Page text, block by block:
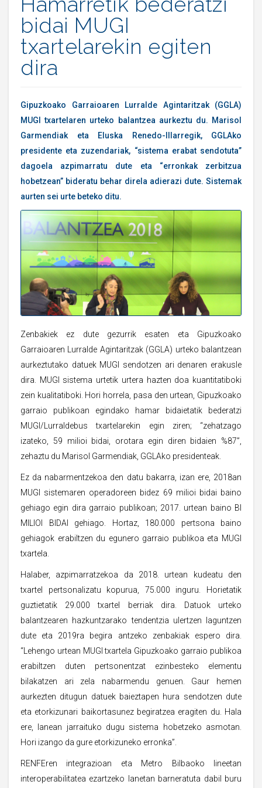
bidai MUGI
txartelarekin egiten
dira
Gipuzkoako Garraioaren Lurralde Agintaritzak (GGLA)
MUGI txartelaren urteko balantzea aurkeztu du. Marisol
Garmendiak eta Eluska Renedo-Illarregik, GGLAko
presidente eta zuzendariak, “sistema erabat sendotuta”
dagoela azpimarratu dute eta “erronkak zerbitzua
hobetzean” bideratu behar direla adierazi dute. Sistemak
aurten sei urte beteko ditu.
Zenbakiek ez dute gezurrik esaten eta Gipuzkoako
Garraioaren Lurralde Agintaritzak (GGLA) urteko balantzean
aurkeztutako datuek MUGI sendotzen ari denaren erakusle
dira. MUGI sistema urtetik urtera hazten doa kuantitatiboki
zein kualitatiboki. Hori horrela, pasa den urtean, Gipuzkoako
garraio publikoan egindako hamar bidaietatik bederatzi
MUGI/Lurraldebus txartelarekin egin ziren; “zehatzago
izateko, 59 milioi bidai, orotara egin diren bidaien %87”,
zehaztu du Marisol Garmendiak, GGLAko presidenteak.
Ez da nabarmentzekoa den datu bakarra, izan ere, 2018an
MUGI sistemaren operadoreen bidez 69 milioi bidai baino
gehiago egin dira garraio publikoan; 2017. urtean baino BI
MILIOI BIDAI gehiago. Hortaz, 180.000 pertsona baino
gehiagok erabiltzen du egunero garraio publikoa eta MUGI
txartela.
Halaber, azpimarratzekoa da 2018. urtean kudeatu den
txartel pertsonalizatu kopurua, 75.000 inguru. Horietatik
guztietatik 29.000 txartel berriak dira. Datuok urteko
balantzearen hazkuntzarako tendentzia ulertzen laguntzen
dute eta 2019ra begira antzeko zenbakiak espero dira.
“Lehengo urtean MUGI txartela Gipuzkoako garraio publikoa
erabiltzen duten pertsonentzat ezinbesteko elementu
bilakatzen ari zela nabarmendu genuen. Gaur hemen
aurkezten ditugun datuek baieztapen hura sendotzen dute
eta etorkizunari baikortasunez begiratzea eragiten du. Hala
ere, lanean jarraituko dugu sistema hobetzeko asmotan.
Hori izango da gure etorkizuneko erronka”.
RENFEren integrazioan eta Metro Bilbaoko lineetan
interoperabilitatea ezartzeko lanetan barneratuta dabil buru